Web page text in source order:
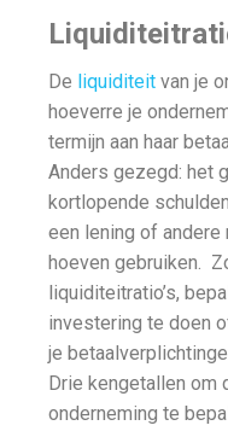
De liquiditeit van je
hoeverre je
termijn aan haar
Anders gezegd: het
kortlopende
een lening of andere
hoeven gebruiken.
liquiditeitratio’s,
investering te doen
je
Drie kengetallen om
onderneming te